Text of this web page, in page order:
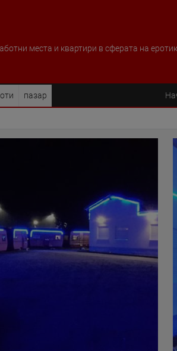
места и квартири в сферата на
пазар